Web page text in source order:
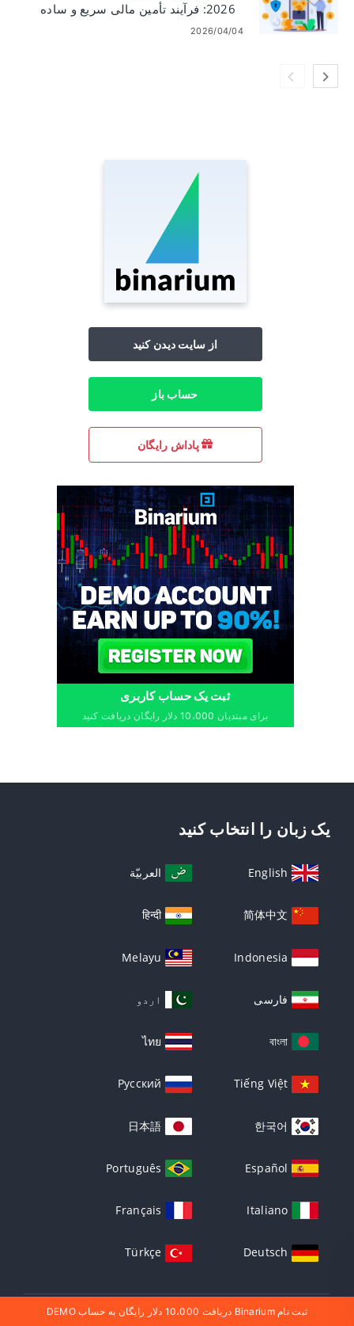
2026: فرآیند تأمین مالی سریع و ساده
2026/04/04
از سایت دیدن کنید
حساب باز
پاداش رایگان
ثبت یک حساب کاربری
برای مبتدیان 10،000 دلار رایگان دریافت کنید
یک زبان را انتخاب کنید
English العربيّة
简体中文
हिन्दी
Indonesia
Melayu
فارسی اردو
বাংলা
ไทย
Tiếng Việt
Русский
한국어
日本語
Español
Português
Italiano
Français
Deutsch
Türkçe
ثبت نام Binarium دریافت 10،000 دلار رایگان به حساب DEMO